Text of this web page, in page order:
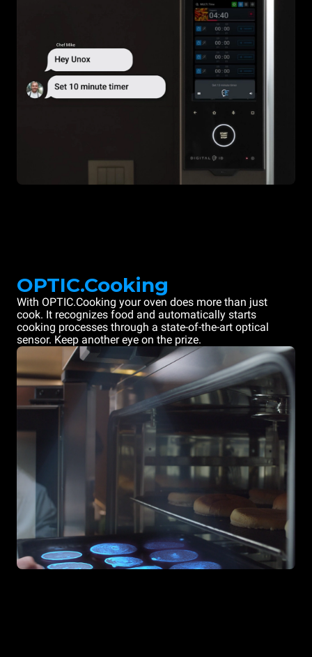
OPTIC.Cooking
With OPTIC.Cooking your oven does more than just
cook. It recognizes food and automatically starts
cooking processes through a state-of-the-art optical
sensor. Keep another eye on the prize.